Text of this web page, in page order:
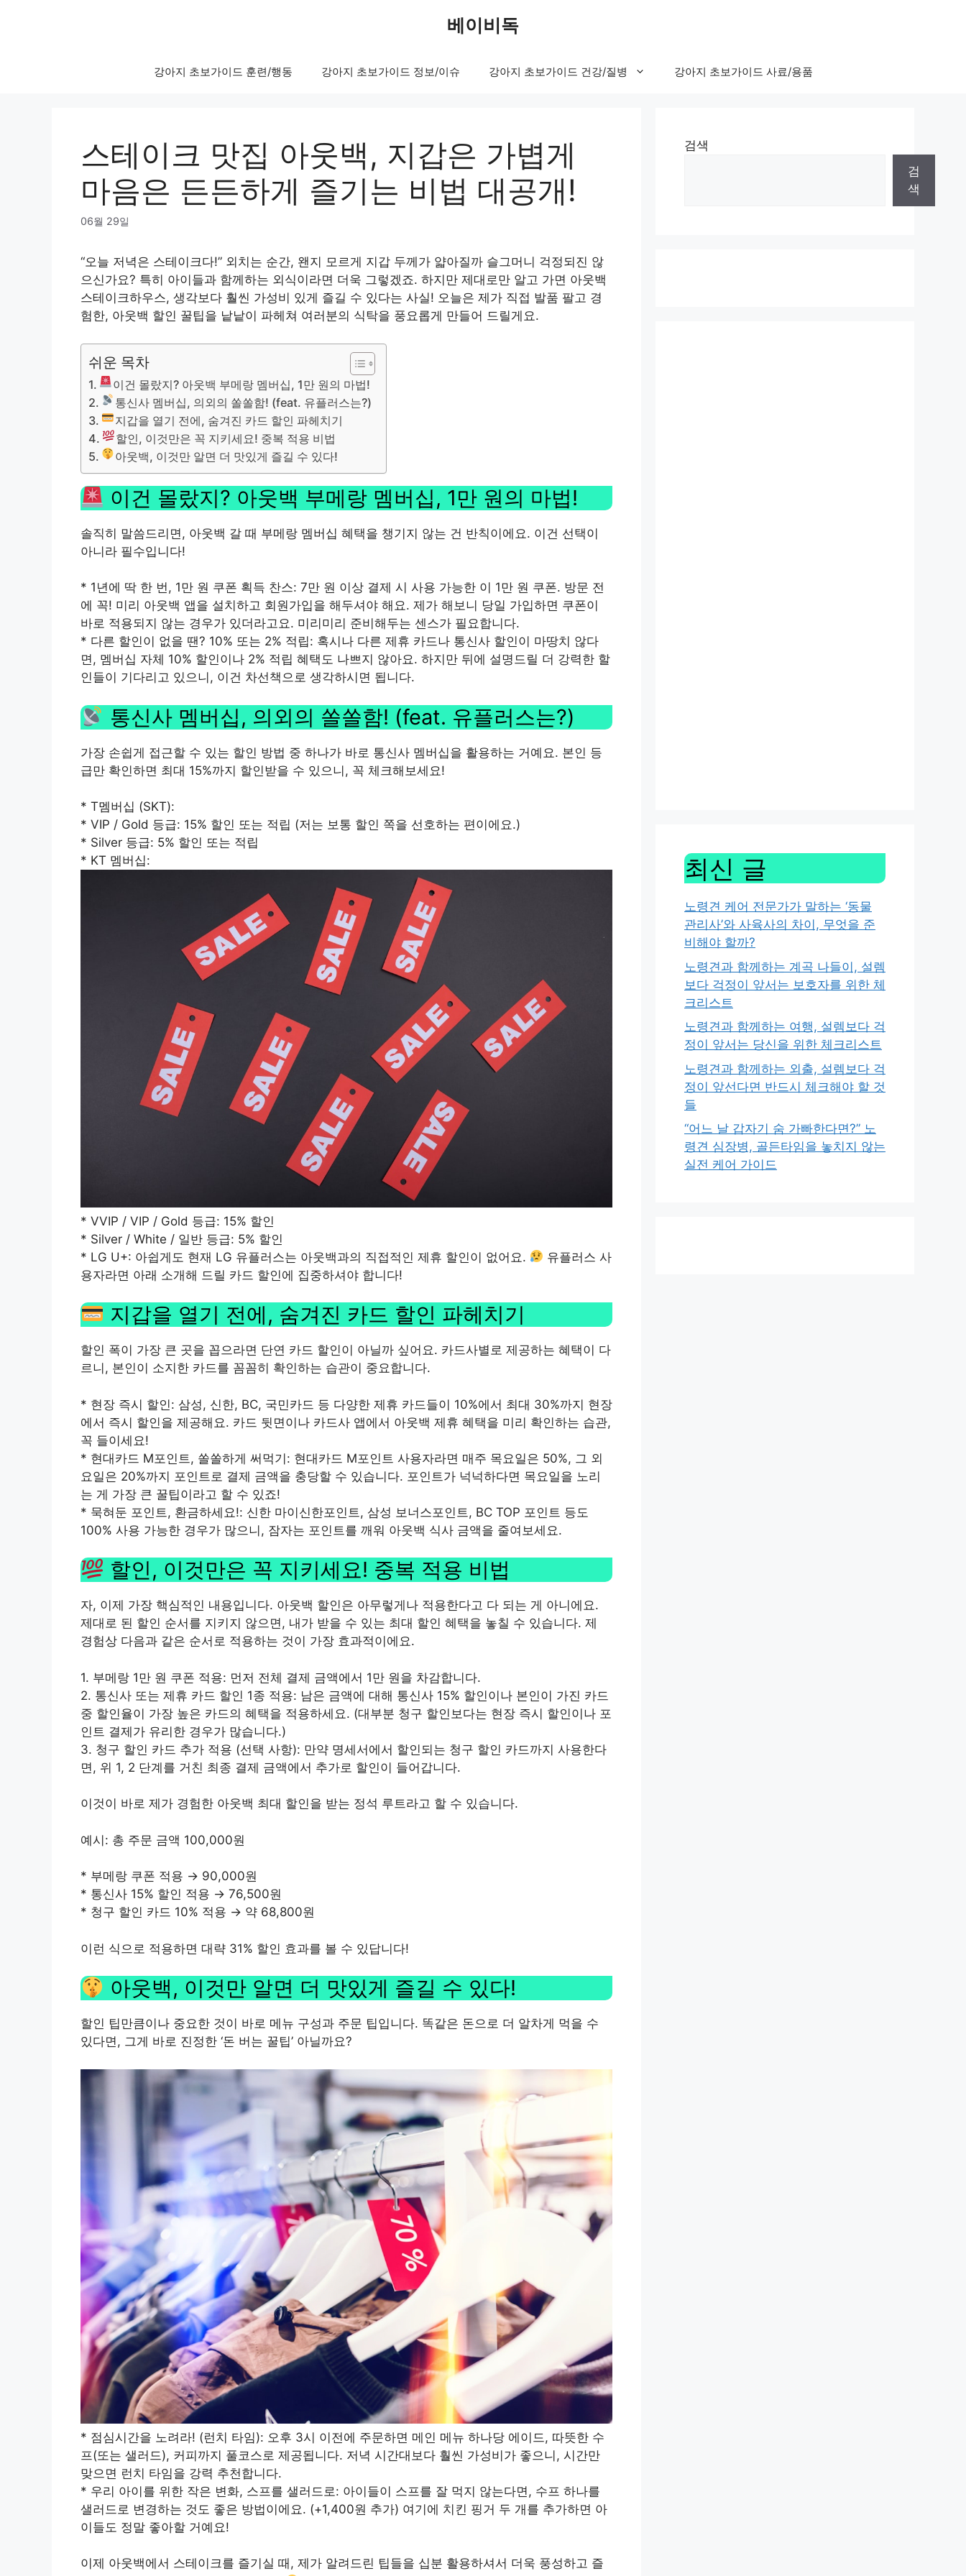
베이비독
강아지 초보가이드 훈련/행동 강아지 초보가이드 정보/이슈 강아지 초보가이드 건강/질병 강아지 초보가이드 사료/용품
스테이크 맛집 아웃백, 지갑은 가볍게
마음은 든든하게 즐기는 비법 대공개!
06월 29일
“오늘 저녁은 스테이크다!” 외치는 순간, 왠지 모르게 지갑 두께가 얇아질까 슬그머니 걱정되진 않
으신가요? 특히 아이들과 함께하는 외식이라면 더욱 그렇겠죠. 하지만 제대로만 알고 가면 아웃백
스테이크하우스, 생각보다 훨씬 가성비 있게 즐길 수 있다는 사실! 오늘은 제가 직접 발품 팔고 경
험한, 아웃백 할인 꿀팁을 낱낱이 파헤쳐 여러분의 식탁을 풍요롭게 만들어 드릴게요.
쉬운 목차
이건 몰랐지? 아웃백 부메랑 멤버십, 1만 원의 마법!
통신사 멤버십, 의외의 쏠쏠함! (feat. 유플러스는?)
지갑을 열기 전에, 숨겨진 카드 할인 파헤치기
할인, 이것만은 꼭 지키세요! 중복 적용 비법
아웃백, 이것만 알면 더 맛있게 즐길 수 있다!
이건 몰랐지? 아웃백 부메랑 멤버십, 1만 원의 마법!
솔직히 말씀드리면, 아웃백 갈 때 부메랑 멤버십 혜택을 챙기지 않는 건 반칙이에요. 이건 선택이
아니라 필수입니다!
* 1년에 딱 한 번, 1만 원 쿠폰 획득 찬스: 7만 원 이상 결제 시 사용 가능한 이 1만 원 쿠폰. 방문 전
에 꼭! 미리 아웃백 앱을 설치하고 회원가입을 해두셔야 해요. 제가 해보니 당일 가입하면 쿠폰이
바로 적용되지 않는 경우가 있더라고요. 미리미리 준비해두는 센스가 필요합니다.
* 다른 할인이 없을 땐? 10% 또는 2% 적립: 혹시나 다른 제휴 카드나 통신사 할인이 마땅치 않다
면, 멤버십 자체 10% 할인이나 2% 적립 혜택도 나쁘지 않아요. 하지만 뒤에 설명드릴 더 강력한 할
인들이 기다리고 있으니, 이건 차선책으로 생각하시면 됩니다.
통신사 멤버십, 의외의 쏠쏠함! (feat. 유플러스는?)
가장 손쉽게 접근할 수 있는 할인 방법 중 하나가 바로 통신사 멤버십을 활용하는 거예요. 본인 등
급만 확인하면 최대 15%까지 할인받을 수 있으니, 꼭 체크해보세요!
* T멤버십 (SKT):
* VIP / Gold 등급: 15% 할인 또는 적립 (저는 보통 할인 쪽을 선호하는 편이에요.)
* Silver 등급: 5% 할인 또는 적립
* KT 멤버십:
* VVIP / VIP / Gold 등급: 15% 할인
* Silver / White / 일반 등급: 5% 할인
* LG U+: 아쉽게도 현재 LG 유플러스는 아웃백과의 직접적인 제휴 할인이 없어요.
유플러스 사
용자라면 아래 소개해 드릴 카드 할인에 집중하셔야 합니다!
지갑을 열기 전에, 숨겨진 카드 할인 파헤치기
할인 폭이 가장 큰 곳을 꼽으라면 단연 카드 할인이 아닐까 싶어요. 카드사별로 제공하는 혜택이 다
르니, 본인이 소지한 카드를 꼼꼼히 확인하는 습관이 중요합니다.
* 현장 즉시 할인: 삼성, 신한, BC, 국민카드 등 다양한 제휴 카드들이 10%에서 최대 30%까지 현장
에서 즉시 할인을 제공해요. 카드 뒷면이나 카드사 앱에서 아웃백 제휴 혜택을 미리 확인하는 습관,
꼭 들이세요!
* 현대카드 M포인트, 쏠쏠하게 써먹기: 현대카드 M포인트 사용자라면 매주 목요일은 50%, 그 외
요일은 20%까지 포인트로 결제 금액을 충당할 수 있습니다. 포인트가 넉넉하다면 목요일을 노리
는 게 가장 큰 꿀팁이라고 할 수 있죠!
* 묵혀둔 포인트, 환금하세요!: 신한 마이신한포인트, 삼성 보너스포인트, BC TOP 포인트 등도
100% 사용 가능한 경우가 많으니, 잠자는 포인트를 깨워 아웃백 식사 금액을 줄여보세요.
할인, 이것만은 꼭 지키세요! 중복 적용 비법
자, 이제 가장 핵심적인 내용입니다. 아웃백 할인은 아무렇게나 적용한다고 다 되는 게 아니에요.
제대로 된 할인 순서를 지키지 않으면, 내가 받을 수 있는 최대 할인 혜택을 놓칠 수 있습니다. 제
경험상 다음과 같은 순서로 적용하는 것이 가장 효과적이에요.
1. 부메랑 1만 원 쿠폰 적용: 먼저 전체 결제 금액에서 1만 원을 차감합니다.
2. 통신사 또는 제휴 카드 할인 1종 적용: 남은 금액에 대해 통신사 15% 할인이나 본인이 가진 카드
중 할인율이 가장 높은 카드의 혜택을 적용하세요. (대부분 청구 할인보다는 현장 즉시 할인이나 포
인트 결제가 유리한 경우가 많습니다.)
3. 청구 할인 카드 추가 적용 (선택 사항): 만약 명세서에서 할인되는 청구 할인 카드까지 사용한다
면, 위 1, 2 단계를 거친 최종 결제 금액에서 추가로 할인이 들어갑니다.
이것이 바로 제가 경험한 아웃백 최대 할인을 받는 정석 루트라고 할 수 있습니다.
예시: 총 주문 금액 100,000원
* 부메랑 쿠폰 적용 → 90,000원
* 통신사 15% 할인 적용 → 76,500원
* 청구 할인 카드 10% 적용 → 약 68,800원
이런 식으로 적용하면 대략 31% 할인 효과를 볼 수 있답니다!
아웃백, 이것만 알면 더 맛있게 즐길 수 있다!
할인 팁만큼이나 중요한 것이 바로 메뉴 구성과 주문 팁입니다. 똑같은 돈으로 더 알차게 먹을 수
있다면, 그게 바로 진정한 ‘돈 버는 꿀팁’ 아닐까요?
* 점심시간을 노려라! (런치 타임): 오후 3시 이전에 주문하면 메인 메뉴 하나당 에이드, 따뜻한 수
프(또는 샐러드), 커피까지 풀코스로 제공됩니다. 저녁 시간대보다 훨씬 가성비가 좋으니, 시간만
맞으면 런치 타임을 강력 추천합니다.
* 우리 아이를 위한 작은 변화, 스프를 샐러드로: 아이들이 스프를 잘 먹지 않는다면, 수프 하나를
샐러드로 변경하는 것도 좋은 방법이에요. (+1,400원 추가) 여기에 치킨 핑거 두 개를 추가하면 아
이들도 정말 좋아할 거예요!
이제 아웃백에서 스테이크를 즐기실 때, 제가 알려드린 팁들을 십분 활용하셔서 더욱 풍성하고 즐
검색
검
색
최신 글
노령견 케어 전문가가 말하는 ‘동물
관리사’와 사육사의 차이, 무엇을 준
비해야 할까?
노령견과 함께하는 계곡 나들이, 설렘
보다 걱정이 앞서는 보호자를 위한 체
크리스트
노령견과 함께하는 여행, 설렘보다 걱
정이 앞서는 당신을 위한 체크리스트
노령견과 함께하는 외출, 설렘보다 걱
정이 앞선다면 반드시 체크해야 할 것
들
“어느 날 갑자기 숨 가빠한다면?” 노
령견 심장병, 골든타임을 놓치지 않는
실전 케어 가이드